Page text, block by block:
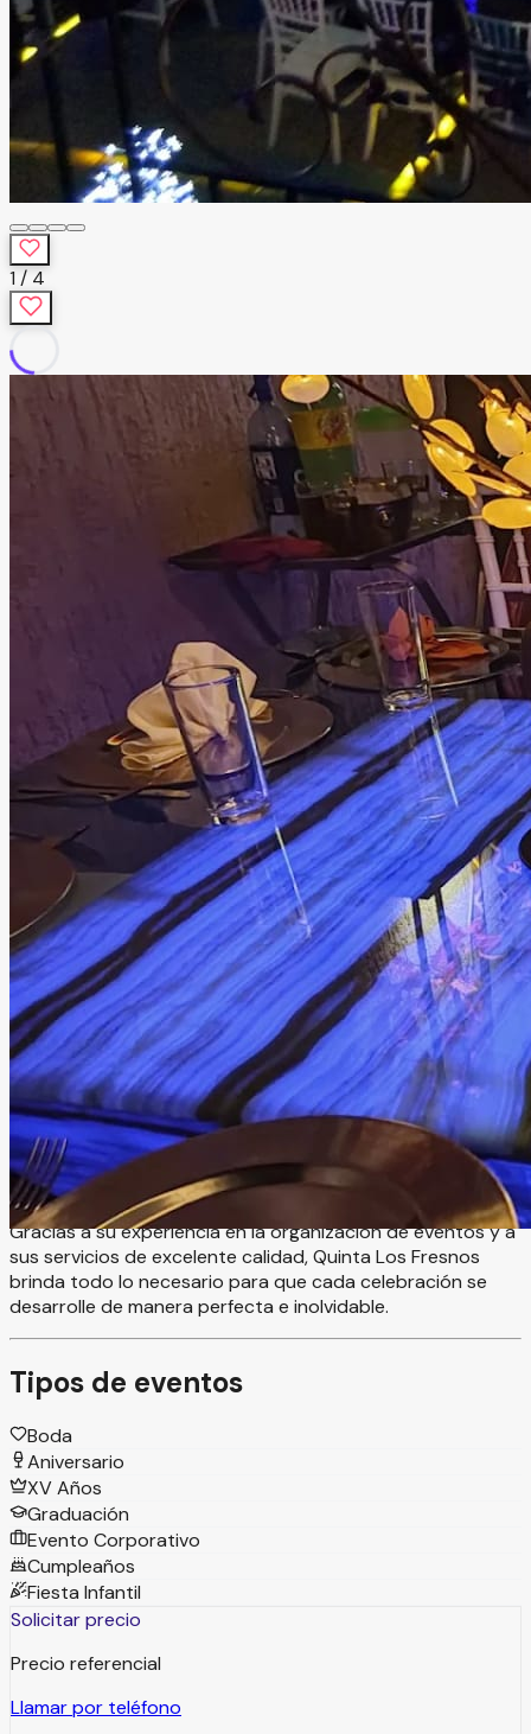
1 / 4
Quinta Los Fresnos
Cuautitlán Izcalli, Estado de México Quinta
Información
Quinta Los Fresnos es un amplio y elegante espacio para
eventos ideal para celebrar bodas y momentos especiales
en un ambiente cómodo, versátil y lleno de encanto. Este
exclusivo recinto ofrece espacios adaptables a diferentes
estilos y ambientaciones, permitiendo crear bodas, XV
años, aniversarios, graduaciones y eventos sociales
totalmente personalizados junto a familiares y amigos.
Gracias a su experiencia en la organización de eventos y a
sus servicios de excelente calidad, Quinta Los Fresnos
brinda todo lo necesario para que cada celebración se
desarrolle de manera perfecta e inolvidable.
Tipos de eventos
Boda
Aniversario
XV Años
Graduación
Evento Corporativo
Cumpleaños
Fiesta Infantil
Solicitar precio
Precio referencial
Llamar por teléfono